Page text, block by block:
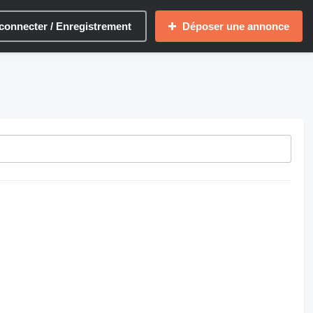
/ Enregistrement Déposer une annonce